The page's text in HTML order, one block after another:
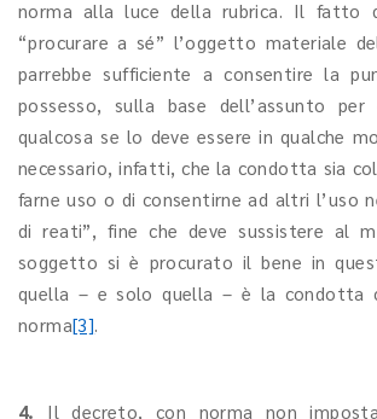
norma alla luce della rubrica. Il fatto
“procurare a sé” l’oggetto materiale
parrebbe sufficiente a consentire la
possesso, sulla base dell’assunto
qualcosa se lo deve essere in qualche
necessario, infatti, che la condotta sia
farne uso o di consentirne ad altri l’uso
di reati”, fine che deve sussistere al
soggetto si è procurato il bene in
quella – e solo quella – è la condotta
norma[3].
4. Il decreto, con norma non